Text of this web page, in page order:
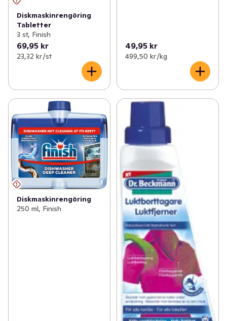
Diskmaskinrengöring
Tabletter
3 st, Finish
69,95 kr
23,32 kr /st
49,95 kr
499,50 kr /kg
Diskmaskinrengöring
250 ml, Finish